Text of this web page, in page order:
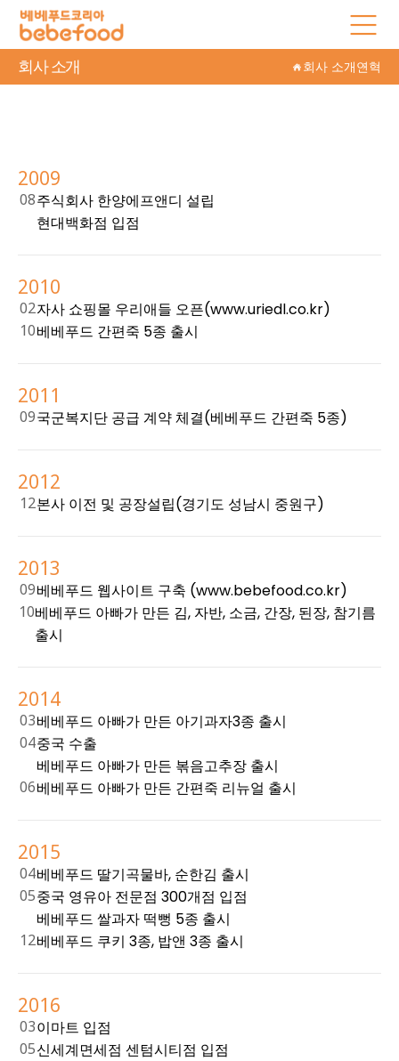
회사 소개 회사 소개연혁
2009
08주식회사 한양에프앤디 설립
현대백화점 입점
2010
02자사 쇼핑몰 우리애들 오픈(www.uriedl.co.kr)
10베베푸드 간편죽 5종 출시
2011
09국군복지단 공급 계약 체결(베베푸드 간편죽 5종)
2012
12본사 이전 및 공장설립(경기도 성남시 중원구)
2013
09베베푸드 웹사이트 구축 (www.bebefood.co.kr)
10베베푸드 아빠가 만든 김, 자반, 소금, 간장, 된장, 참기름
출시
2014
03베베푸드 아빠가 만든 아기과자3종 출시
04중국 수출
베베푸드 아빠가 만든 볶음고추장 출시
06베베푸드 아빠가 만든 간편죽 리뉴얼 출시
2015
04베베푸드 딸기곡물바, 순한김 출시
05중국 영유아 전문점 300개점 입점
베베푸드 쌀과자 떡뻥 5종 출시
12베베푸드 쿠키 3종, 밥앤 3종 출시
2016
03이마트 입점
05신세계면세점 센텀시티점 입점